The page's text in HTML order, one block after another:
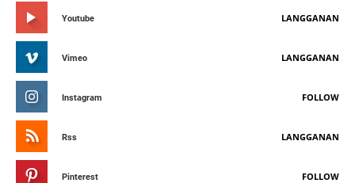
Youtube LANGGANAN
Vimeo LANGGANAN
Instagram FOLLOW
Rss LANGGANAN
Pinterest FOLLOW